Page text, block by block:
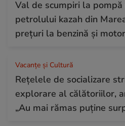
Val de scumpiri la pompă
petrolului kazah din
prețuri la benzină și
Vacanțe și Cultură
Rețelele de socializare
explorare al călătoriilor,
„Au mai rămas puține